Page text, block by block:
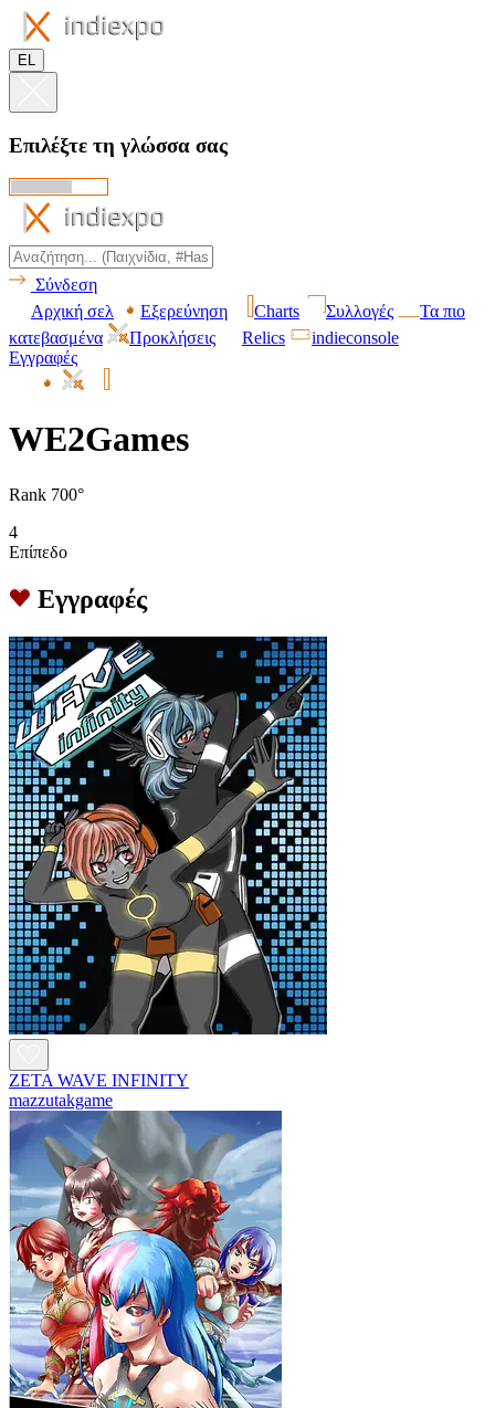
EL
Επιλέξτε τη γλώσσα σας
Σύνδεση
Αρχική σελ
Εξερεύνηση Charts Συλλογές
Τα πιο
κατεβασμένα
Προκλήσεις Relics
indieconsole
Εγγραφές
WE2Games
Rank 700°
4
Επίπεδο
Εγγραφές
ZETA WAVE INFINITY
mazzutakgame